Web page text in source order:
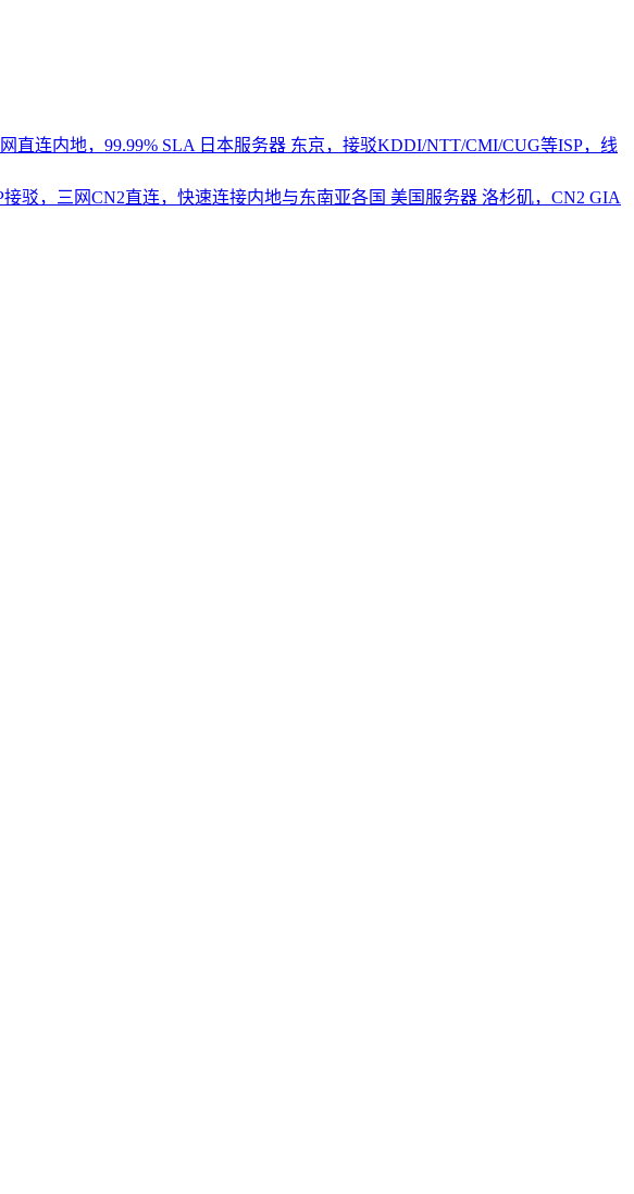
直连内地，99.99% SLA 日本服务器 东京，接驳KDDI/NTT/CMI/CUG等ISP，线
接驳，三网CN2直连，快速连接内地与东南亚各国 美国服务器 洛杉矶，CN2 GIA